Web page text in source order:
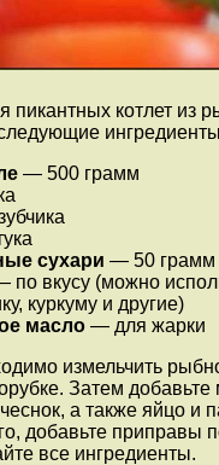
пикантных котлет из
— 500 грамм
сухари — 50 грамм
по вкусу (можно
куркуму и другие)
масло — для жарки
измельчить
Затем добавьте
а также яйцо и
добавьте приправы
все ингредиенты.